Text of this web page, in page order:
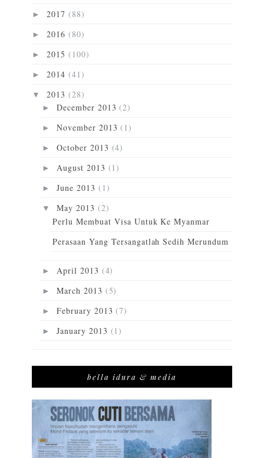
► 2017 (88)
► 2016 (80)
► 2015 (100)
► 2014 (41)
▼ 2013 (28)
► December 2013(2)
► November 2013(1)
► October 2013 (4)
► August 2013 (1)
► June 2013 (1)
▼ May 2013 (2)
Perlu Membuat Visa Untuk Ke Myanmar
Perasaan Yang Tersangatlah Sedih Merundum
► April 2013 (4)
► March 2013 (5)
► February 2013(7)
► January 2013 (1)
bella idura & media